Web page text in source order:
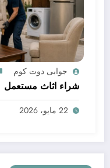
جوابى دوت كوم
شراء اثاث مستعمل
22 مايو، 2026